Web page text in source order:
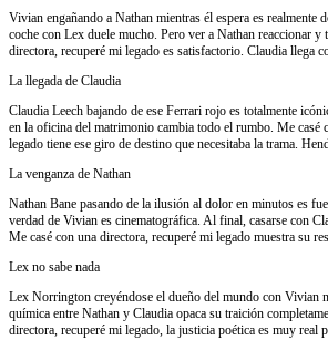
Vivian engañando a Nathan mientras él espera es realmente
coche con Lex duele mucho. Pero ver a Nathan reaccionar y
directora, recuperé mi legado es satisfactorio. Claudia llega
La llegada de Claudia
Claudia Leech bajando de ese Ferrari rojo es totalmente
en la oficina del matrimonio cambia todo el rumbo. Me casé
legado tiene ese giro de destino que necesitaba la trama.
La venganza de Nathan
Nathan Bane pasando de la ilusión al dolor en minutos es
verdad de Vivian es cinematográfica. Al final, casarse con
Me casé con una directora, recuperé mi legado muestra su
Lex no sabe nada
Lex Norrington creyéndose el dueño del mundo con Vivian
química entre Nathan y Claudia opaca su traición
directora, recuperé mi legado, la justicia poética es muy real